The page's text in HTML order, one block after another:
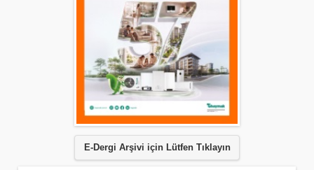
E-Dergi Arşivi için Lütfen Tıklayın